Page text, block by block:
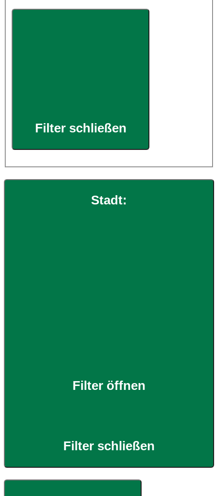
Filter schließen
Stadt:
Filter öffnen
Filter schließen